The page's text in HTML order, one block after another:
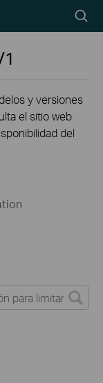
icon
y versiones
el sitio web
del